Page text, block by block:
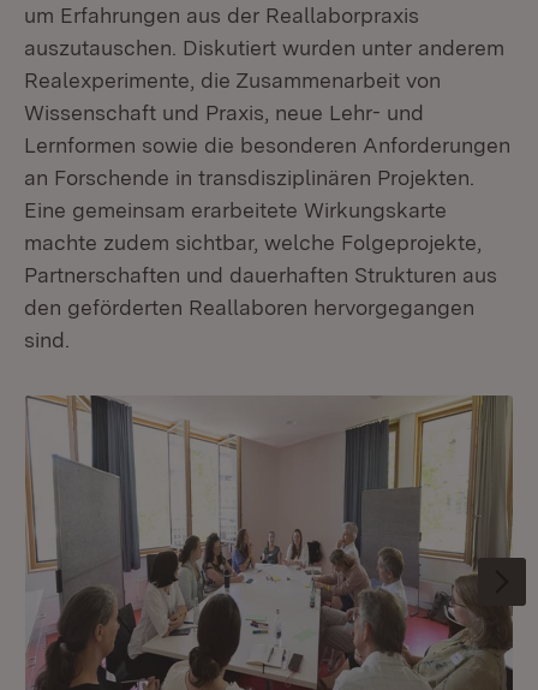
um Erfahrungen aus der Reallaborpraxis
auszutauschen. Diskutiert wurden unter anderem
Realexperimente, die Zusammenarbeit von
Wissenschaft und Praxis, neue Lehr- und
Lernformen sowie die besonderen Anforderungen
an Forschende in transdisziplinären Projekten.
Eine gemeinsam erarbeitete Wirkungskarte
machte zudem sichtbar, welche Folgeprojekte,
Partnerschaften und dauerhaften Strukturen aus
den geförderten Reallaboren hervorgegangen
sind.